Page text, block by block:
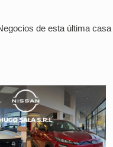
de esta última